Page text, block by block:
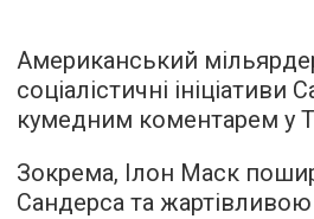
Американський
соціалістичні ініціативи
кумедним коментарем у
Зокрема, Ілон Маск
Сандерса та